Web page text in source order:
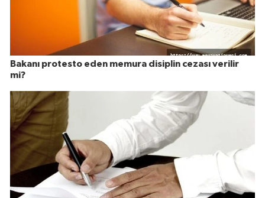
Bakanı protesto eden memura disiplin cezası verilir
mi?